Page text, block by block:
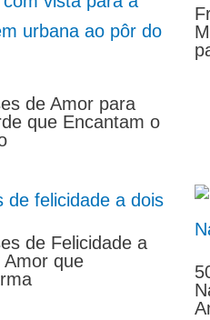
de Amor para
que Encantam o
de Felicidade a
Amor que